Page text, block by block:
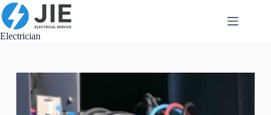
跳
至
内
Electrician